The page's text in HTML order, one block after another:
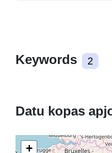
Keywords 2
Datu kopas
+